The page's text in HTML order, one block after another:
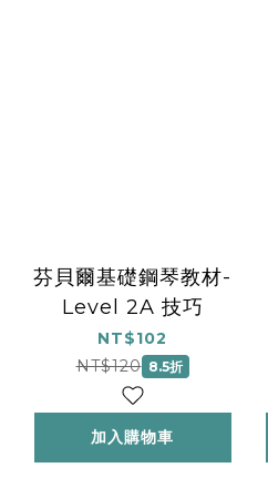
芬貝爾基礎鋼琴教材-
Level 2A 技巧
NT$102
NT$120 8.5折
加入購物車